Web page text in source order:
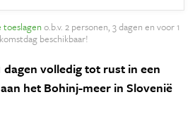
toeslageno.b.v. 2 personen, 3 dagen en voor 1
beschikbaar!
dagen volledig tot rust in een
het Bohinj-meer in Slovenië